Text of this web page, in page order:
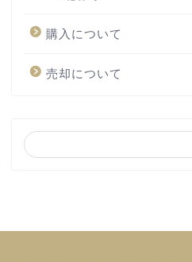
購入について
売却について